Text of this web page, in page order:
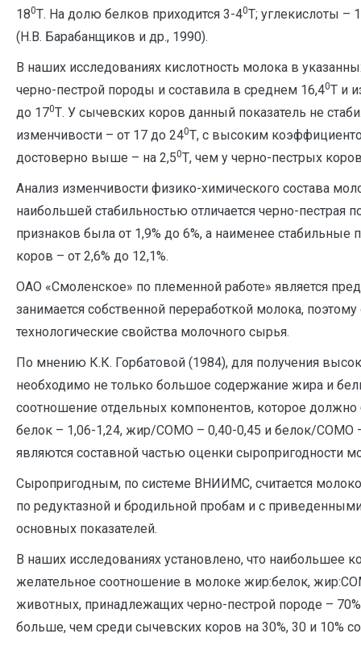
180Т. На долю белков приходится 3-40Т; углекислоты –
(Н.В. Барабанщиков и др., 1990).
В наших исследованиях кислотность молока в
черно-пестрой породы и составила в среднем 16,40Т и
до 170Т. У сычевских коров данный показатель не
изменчивости – от 17 до 240Т, с высоким
достоверно выше – на 2,50Т, чем у черно-пестрых
Анализ изменчивости физико-химического состава
наибольшей стабильностью отличается черно-пестрая
признаков была от 1,9% до 6%, а наименее стабильные
коров – от 2,6% до 12,1%.
ОАО «Смоленское» по племенной работе» является
занимается собственной переработкой молока,
технологические свойства молочного сырья.
По мнению К.К. Горбатовой (1984), для получения
необходимо не только большое содержание жира и
соотношение отдельных компонентов, которое
белок – 1,06-1,24, жир/СОМО – 0,40-0,45 и белок/СОМО –
являются составной частью оценки сыропригодности
Сыропригодным, по системе ВНИИМС, считается
по редуктазной и бродильной пробам и с
основных показателей.
В наших исследованиях установлено, что наибольшее
желательное соотношение в молоке жир:белок,
животных, принадлежащих черно-пестрой породе –
больше, чем среди сычевских коров на 30%, 30 и 10%